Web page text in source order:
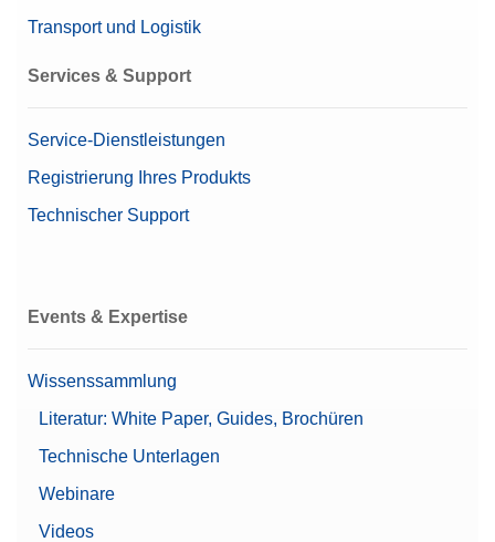
Transport und Logistik
Services & Support
Service-Dienstleistungen
Registrierung Ihres Produkts
Technischer Support
Events & Expertise
Wissenssammlung
Literatur: White Paper, Guides, Brochüren
Technische Unterlagen
Webinare
Videos